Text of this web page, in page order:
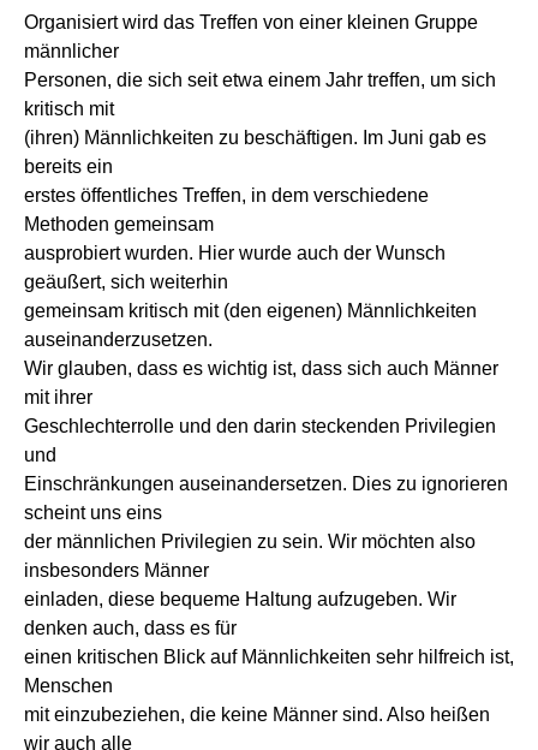
Organisiert wird das Treffen von einer kleinen Gruppe
männlicher
Personen, die sich seit etwa einem Jahr treffen, um sich
kritisch mit
(ihren) Männlichkeiten zu beschäftigen. Im Juni gab es
bereits ein
erstes öffentliches Treffen, in dem verschiedene
Methoden gemeinsam
ausprobiert wurden. Hier wurde auch der Wunsch
geäußert, sich weiterhin
gemeinsam kritisch mit (den eigenen) Männlichkeiten
auseinanderzusetzen.
Wir glauben, dass es wichtig ist, dass sich auch Männer
mit ihrer
Geschlechterrolle und den darin steckenden Privilegien
und
Einschränkungen auseinandersetzen. Dies zu ignorieren
scheint uns eins
der männlichen Privilegien zu sein. Wir möchten also
insbesonders Männer
einladen, diese bequeme Haltung aufzugeben. Wir
denken auch, dass es für
einen kritischen Blick auf Männlichkeiten sehr hilfreich ist,
Menschen
mit einzubeziehen, die keine Männer sind. Also heißen
wir auch alle